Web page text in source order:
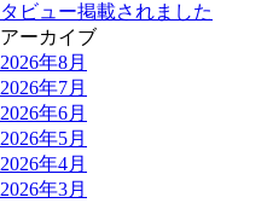
タビュー掲載されました
アーカイブ
2026年8月
2026年7月
2026年6月
2026年5月
2026年4月
2026年3月